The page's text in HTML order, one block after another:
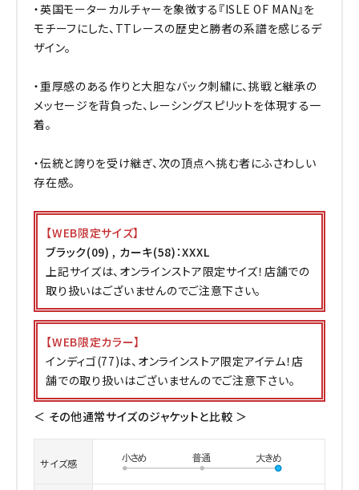
・英国モーターカルチャーを象徴する『ISLE OF MAN』を
モチーフにした、TTレースの歴史と勝者の系譜を感じるデ
ザイン。
・重厚感のある作りと大胆なバック刺繍に、挑戦と継承の
メッセージを背負った、レーシングスピリットを体現する一
着。
・伝統と誇りを受け継ぎ、次の頂点へ挑む者にふさわしい
存在感。
【WEB限定サイズ】
ブラック(09) , カーキ(58)：XXXL
上記サイズは、オンラインストア限定サイズ！店舗での
取り扱いはございませんのでご注意下さい。
【WEB限定カラー】
インディゴ(77)は、オンラインストア限定アイテム！店
舗での取り扱いはございませんのでご注意下さい。
＜ その他通常サイズのジャケットと比較 ＞
サイズ感